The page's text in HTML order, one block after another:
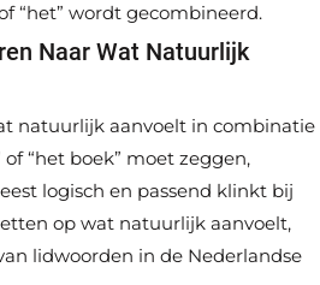
“het” wordt gecombineerd.
Naar Wat Natuurlijk
natuurlijk aanvoelt in combinatie
“het boek” moet zeggen,
logisch en passend klinkt bij
op wat natuurlijk aanvoelt,
lidwoorden in de Nederlandse